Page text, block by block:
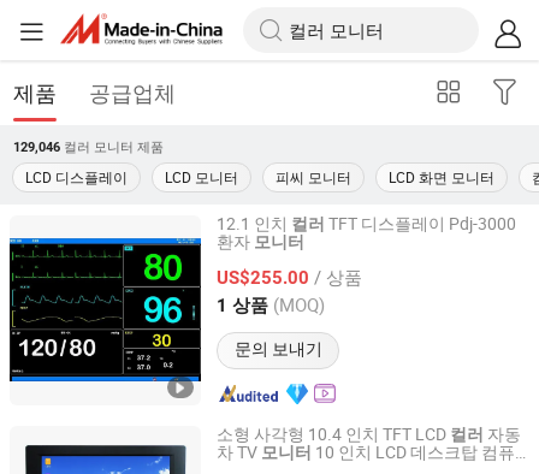
제품 공급업체
129,046 컬러 모니터 제품
LCD 디스플레이 LCD 모니터 피씨 모니터 LCD 화면 모니터
12.1 인치 컬러 TFT 디스플레이 Pdj-3000
환자 모니터
US$255.00 / 상품
1 상품 (MOQ)
문의 보내기
Nanjing Puao Medical Equipment Co., Ltd.
Jiangsu, China 이후 2017
소형 사각형 10.4 인치 TFT LCD 컬러 자동
차 TV 모니터 10 인치 LCD 데스크탑 컴퓨
Shenzhen Montronics Technology Co., Limited